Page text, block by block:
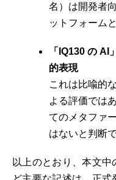
名）は開発者
ットフォーム
「IQ130 の AI
的表現
これは比喩的
よる評価では
てのメタファ
はないと判断
以上のとおり、本文